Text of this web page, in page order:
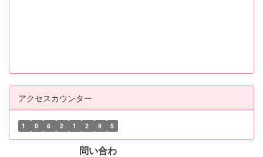
アクセスカウンター
1 0 6 2 1 2 9 5
問い合わ